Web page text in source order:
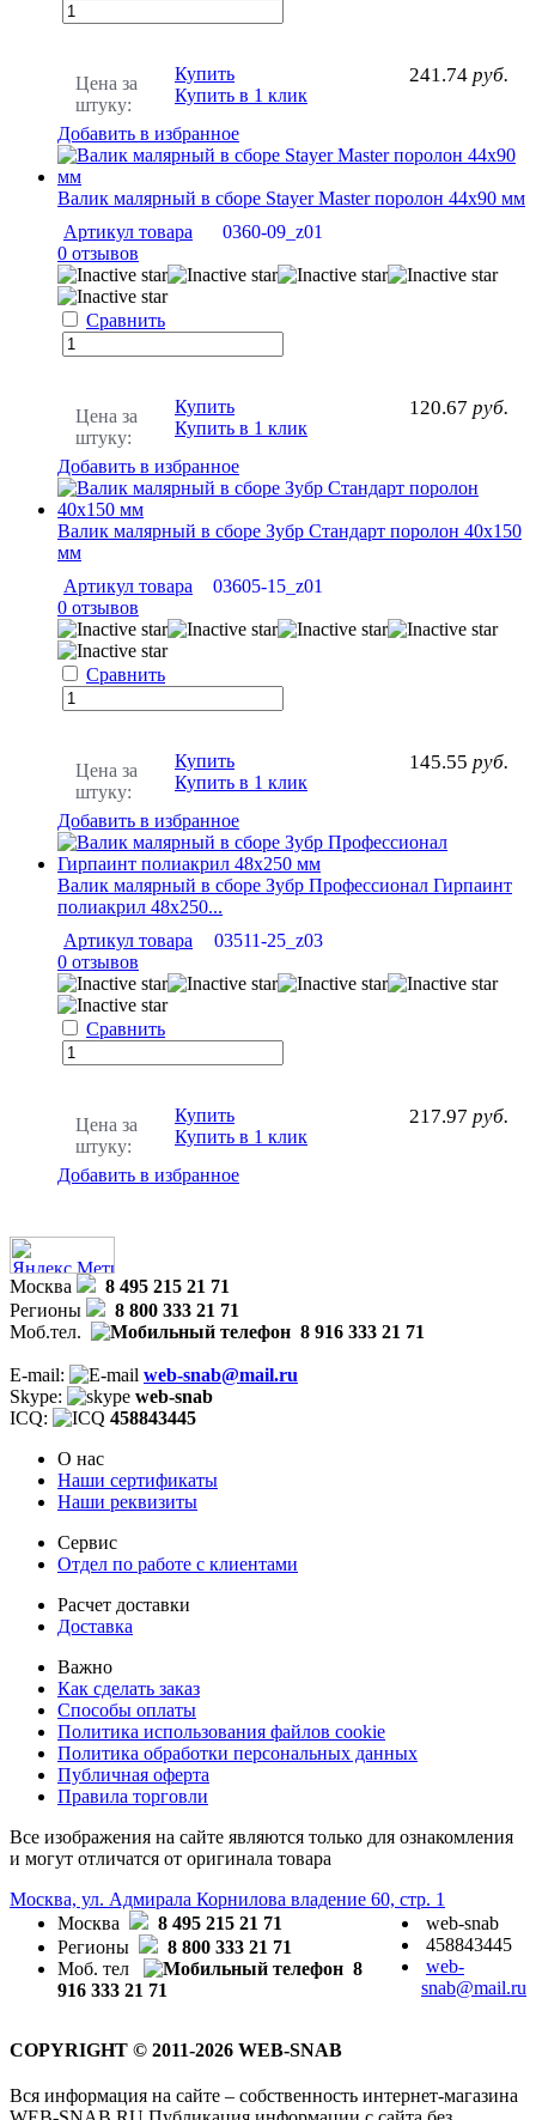
Цена за
штуку:
241.74 руб.
Купить
Купить в 1 клик
Добавить в избранное
Валик малярный в сборе Stayer Master поролон 44x90 мм
Артикул товара
0360-09_z01
0 отзывов
Сравнить
Цена за
штуку:
120.67 руб.
Купить
Купить в 1 клик
Добавить в избранное
Валик малярный в сборе Зубр Стандарт поролон 40х150
мм
Артикул товара
03605-15_z01
0 отзывов
Сравнить
Цена за
штуку:
145.55 руб.
Купить
Купить в 1 клик
Добавить в избранное
Валик малярный в сборе Зубр Профессионал Гирпаинт
полиакрил 48х250...
Артикул товара
03511-25_z03
0 отзывов
Сравнить
Цена за
штуку:
217.97 руб.
Купить
Купить в 1 клик
Добавить в избранное
Москва
8 495 215 21 71
Регионы
8 800 333 21 71
Моб.тел.
8 916 333 21 71
E-mail:
web-snab@mail.ru
Skype:
web-snab
ICQ:
458843445
О нас
Наши сертификаты
Наши реквизиты
Сервис
Отдел по работе с клиентами
Расчет доставки
Доставка
Важно
Как сделать заказ
Способы оплаты
Политика использования файлов cookie
Политика обработки персональных данных
Публичная оферта
Правила торговли
Все изображения на сайте являются только для ознакомления
и могут отличатся от оригинала товара
Москва, ул. Адмирала Корнилова владение 60, стр. 1
Москва
8 495 215 21 71
Регионы
8 800 333 21 71
Моб. тел
8
916 333 21 71
web-snab
458843445
web-
snab@mail.ru
COPYRIGHT © 2011-2026 WEB-SNAB
Вся информация на сайте – собственность интернет-магазина